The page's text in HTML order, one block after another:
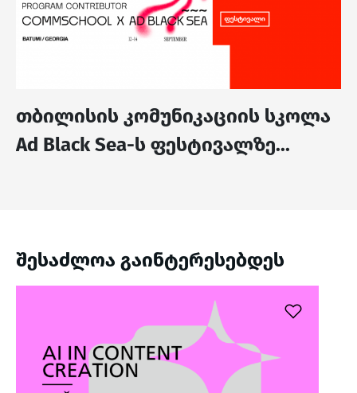
თბილისის კომუნიკაციის სკოლა
Ad Black Sea-ს ფესტივალზე...
შესაძლოა გაინტერესებდეს